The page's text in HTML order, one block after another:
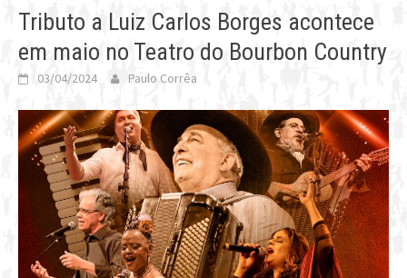
Tributo a Luiz Carlos Borges acontece
em maio no Teatro do Bourbon Country
03/04/2024 Paulo Corrêa